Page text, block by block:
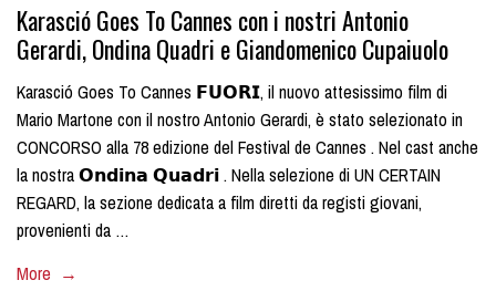
Karasció Goes To Cannes con i nostri Antonio
Gerardi, Ondina Quadri e Giandomenico Cupaiuolo
Karasció Goes To Cannes 𝗙𝗨𝗢𝗥𝗜, il nuovo attesissimo film di
Mario Martone con il nostro Antonio Gerardi, è stato selezionato in
CONCORSO alla 78 edizione del Festival de Cannes . Nel cast anche
la nostra 𝗢𝗻𝗱𝗶𝗻𝗮 𝗤𝘂𝗮𝗱𝗿𝗶 . Nella selezione di UN CERTAIN
REGARD, la sezione dedicata a film diretti da registi giovani,
provenienti da …
More →